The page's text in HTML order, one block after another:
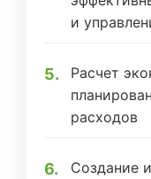
и
Расчет
расходов
Создание